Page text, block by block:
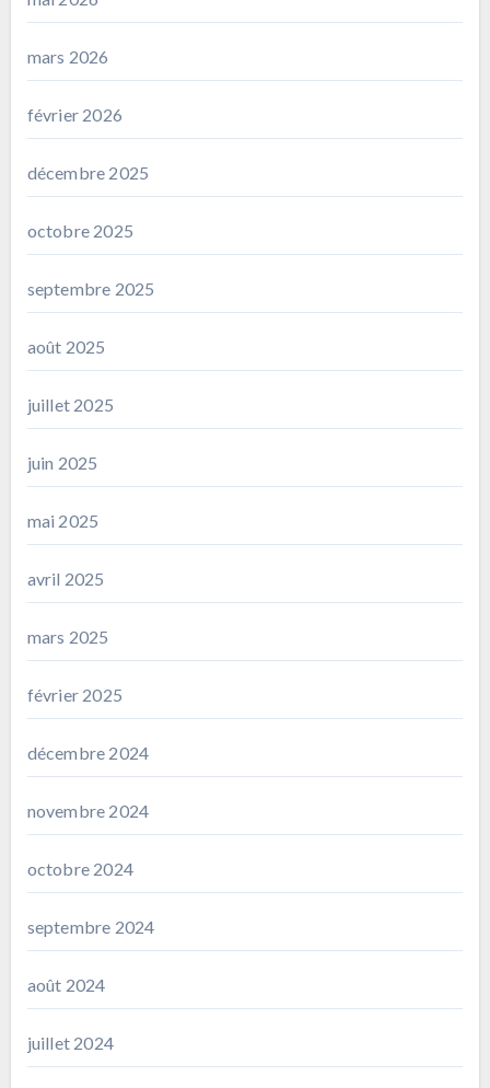
mars 2026
février 2026
décembre 2025
octobre 2025
septembre 2025
août 2025
juillet 2025
juin 2025
mai 2025
avril 2025
mars 2025
février 2025
décembre 2024
novembre 2024
octobre 2024
septembre 2024
août 2024
juillet 2024